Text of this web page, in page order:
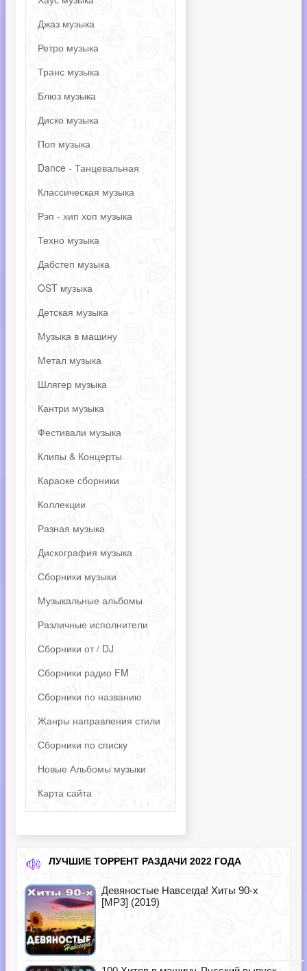
Джаз музыка
Ретро музыка
Транс музыка
Блюз музыка
Диско музыка
Поп музыка
Dance - Танцевальная
Классическая музыка
Рэп - хип хоп музыка
Техно музыка
Дабстеп музыка
OST музыка
Детская музыка
Музыка в машину
Метал музыка
Шлягер музыка
Кантри музыка
Фестивали музыка
Клипы & Концерты
Караоке сборники
Коллекции
Разная музыка
Дискография музыка
Сборники музыки
Музыкальные альбомы
Различные исполнители
Сборники от / DJ
Сборники радио FM
Сборники по названию
Жанры направления стили
Сборники по списку
Новые Альбомы музыки
Карта сайта
ЛУЧШИЕ ТОРРЕНТ РАЗДАЧИ 2022 ГОДА
Девяностые Навсегда! Хиты 90-х
[MP3] (2019)